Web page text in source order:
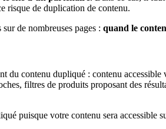
risque de duplication de contenu.
de nombreuses pages : quand le
du contenu dupliqué : contenu accessible
filtres de produits proposant des
puisque votre contenu sera accessible